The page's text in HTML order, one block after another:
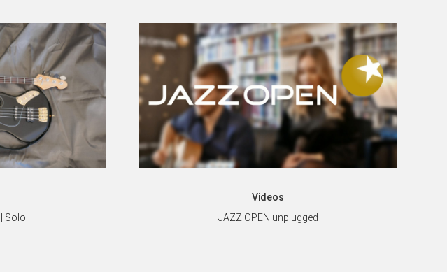
Solo
Videos
JAZZ OPEN unplugged